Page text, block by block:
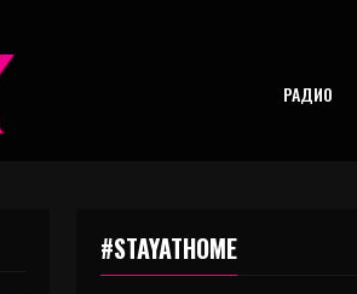
РАДИО
#STAYATHOME